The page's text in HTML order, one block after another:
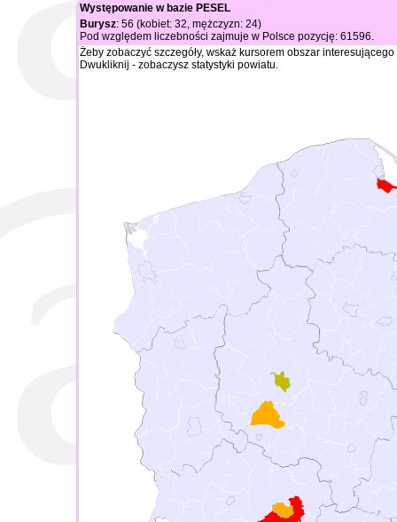
Występowanie w bazie PESEL
Burysz: 56 (kobiet: 32, mężczyzn: 24)
Pod względem liczebności zajmuje w Polsce pozycję: 61596.
Żeby zobaczyć szczegóły, wskaż kursorem obszar
Dwukliknij - zobaczysz statystyki powiatu.